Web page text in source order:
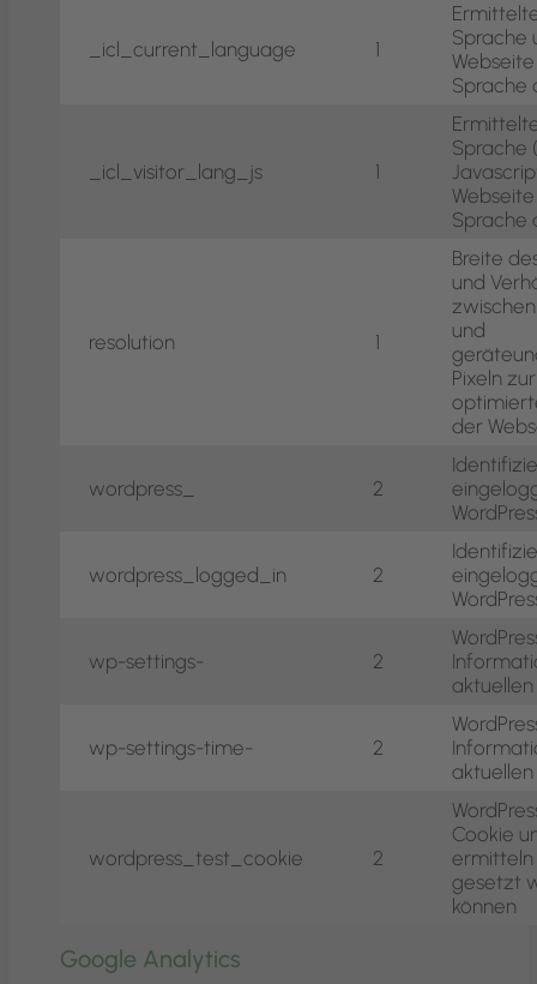
_icl_current_language 1
Sprache
Sprache
_icl_visitor_lang_js 1
Sprache
Sprache
resolution 1
Breite
und
und
Pixeln zur
der
wordpress_ 2
wordpress_logged_in 2
wp-settings- 2
wp-settings-time- 2
wordpress_test_cookie 2
Cookie
ermitteln
gesetzt
können
Google Analytics